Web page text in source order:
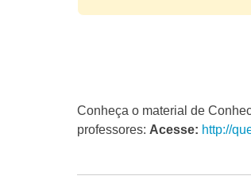
Conheça o material de
professores: Acesse: http://